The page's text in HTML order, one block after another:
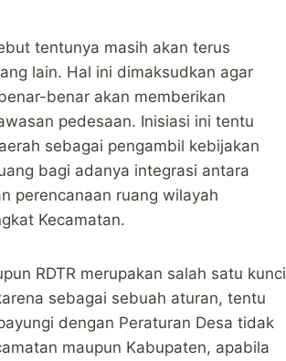
tentunya masih akan terus
lain. Hal ini dimaksudkan agar
benar akan memberikan
pedesaan. Inisiasi ini tentu
sebagai pengambil kebijakan
bagi adanya integrasi antara
perencanaan ruang wilayah
Kecamatan.
RDTR merupakan salah satu kunci
sebagai sebuah aturan, tentu
dengan Peraturan Desa tidak
maupun Kabupaten, apabila